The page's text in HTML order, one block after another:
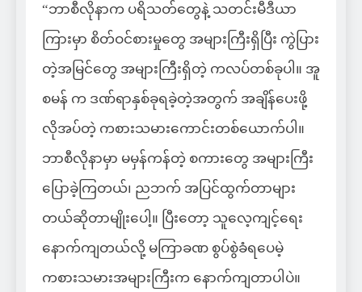
“ဘာစီလိုနာက ပရိသတ်တွေနဲ့ သတင်းမီဒီယာ
ကြားမှာ စိတ်ဝင်စားမှုတွေ အများကြီးရှိပြီး ကွဲပြား
တဲ့အမြင်တွေ အများကြီးရှိတဲ့ ကလပ်တစ်ခုပါ။ အူ
စမန် က ဒဏ်ရာနှစ်ခုရခဲ့တဲ့အတွက် အချိန်ပေးဖို့
လိုအပ်တဲ့ ကစားသမားကောင်းတစ်ယောက်ပါ။
ဘာစီလိုနာမှာ မမှန်ကန်တဲ့ စကားတွေ အများကြီး
ပြောခဲ့ကြတယ်၊ ညဘက် အပြင်ထွက်တာများ
တယ်ဆိုတာမျိုးပေါ့။ ပြီးတော့ သူလေ့ကျင့်ရေး
နောက်ကျတယ်လို့ မကြာခဏ စွပ်စွဲခံရပေမဲ့
ကစားသမားအများကြီးက နောက်ကျတာပါပဲ။